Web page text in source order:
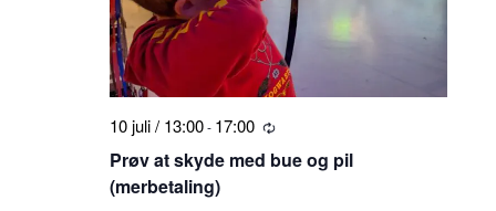
Prøv at skyde med bue og pil
(merbetaling)
10 juli / 13:00- 17:00 Tilbagevendende